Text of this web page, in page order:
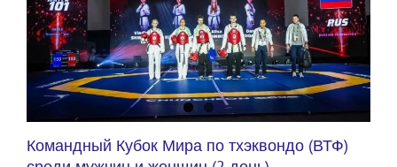
Командный Кубок Мира по тхэквондо (ВТФ)